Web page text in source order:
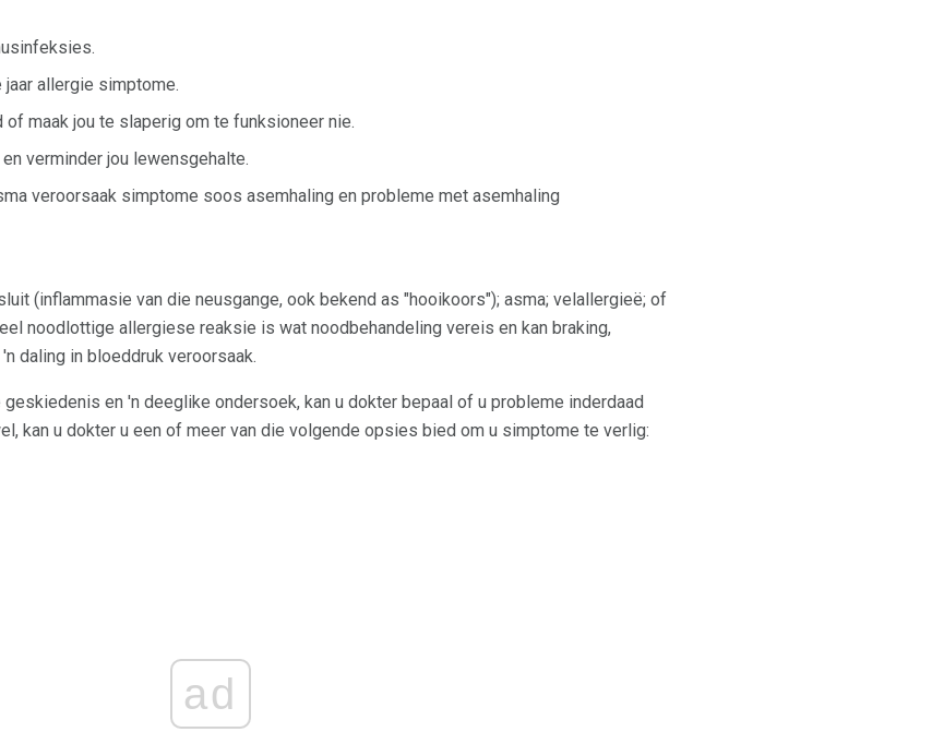
jaar allergie simptome.
maak jou te slaperig om te funksioneer nie.
verminder jou lewensgehalte.
veroorsaak simptome soos asemhaling en probleme met asemhaling
(inflammasie van die neusgange, ook bekend as "hooikoors"); asma; velallergieë; of
noodlottige allergiese reaksie is wat noodbehandeling vereis en kan braking,
daling in bloeddruk veroorsaak.
en 'n deeglike ondersoek, kan u dokter bepaal of u probleme inderdaad
kan u dokter u een of meer van die volgende opsies bied om u simptome te verlig:
ad